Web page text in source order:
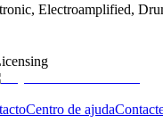
Electroamplified,
Centro de ajuda